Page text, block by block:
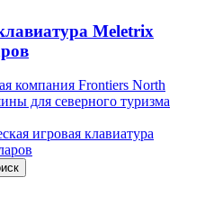
Meletrix
компания Frontiers North
для северного туризма
игровая клавиатура